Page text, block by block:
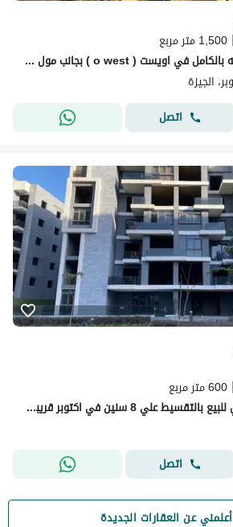
1,500 متر مربع
عماره كامله للبيع متشطبه بالكامل في اويست ( o west ) بجانب مول مصر
اتصل
600 متر مربع
عمارة مميزة استلام فوري للبيع بالتقسيط علي 8 سنين في اكتوبر قريبة من المتحف المصري
اتصل
أعلمني عن العقارات الجديدة